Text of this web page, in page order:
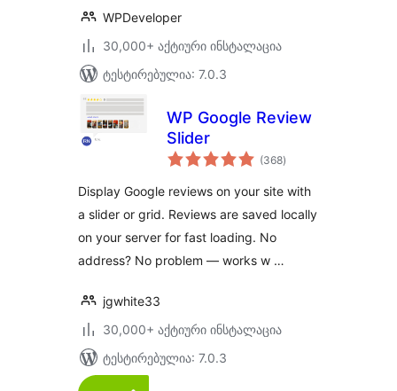
WPDeveloper
30,000+ აქტიური ინსტალაცია
ტესტირებულია: 7.0.3
WP Google Review
Slider
(368საერთო
რეიტინგი
)
Display Google reviews on your site with
a slider or grid. Reviews are saved locally
on your server for fast loading. No
address? No problem — works w …
jgwhite33
30,000+ აქტიური ინსტალაცია
ტესტირებულია: 7.0.3